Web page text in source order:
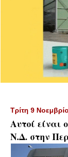
Τρίτη 9
Αυτοί είναι
Ν.Δ. στην